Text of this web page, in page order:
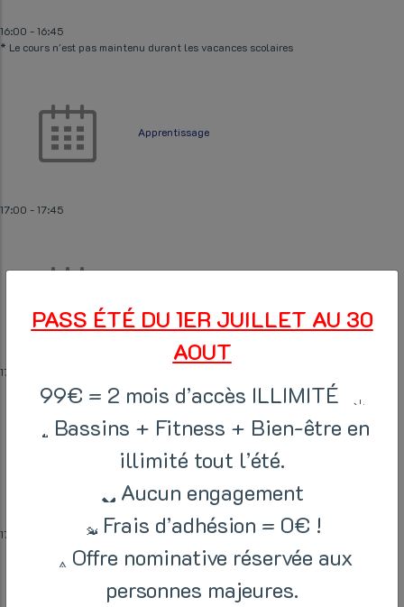
16:00 -16:45
* Le cours n'est pas maintenu durant les vacances scolaires
Apprentissage
17:00 -17:45
17:00
Initiation
17:00
PASS ÉTÉ DU 1ER JUILLET AU 30
AOUT
99€ = 2 mois d’accès ILLIMITÉ
Bassins + Fitness + Bien-être en
illimité tout l’été.
Aucun engagement
Frais d’adhésion = 0€ !
Offre nominative réservée aux
personnes majeures.